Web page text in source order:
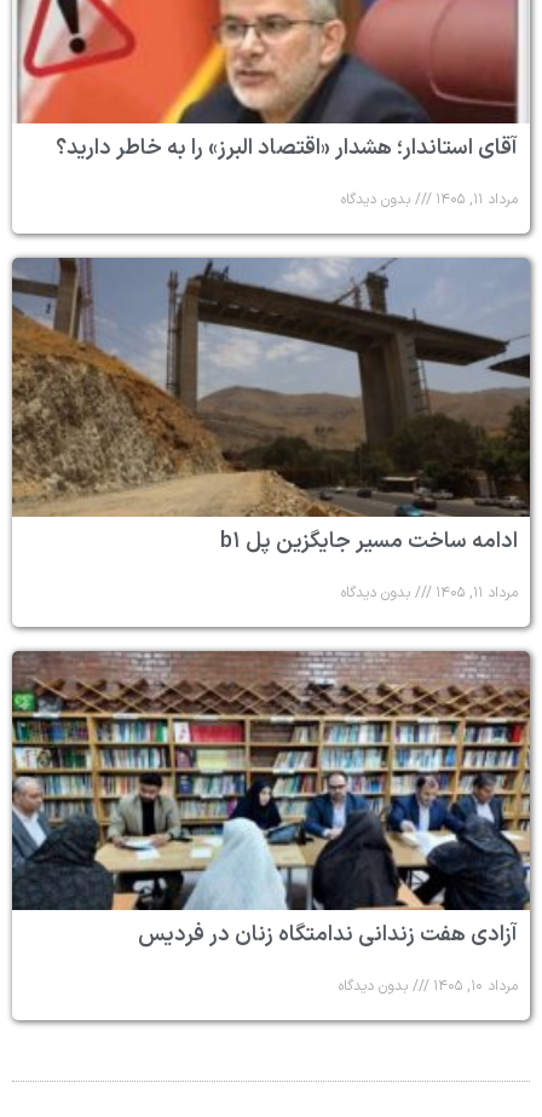
آقای استاندار؛ هشدار «اقتصاد البرز» را به خاطر دارید؟
مرداد ۱۱, ۱۴۰۵ بدون دیدگاه
ادامه ساخت مسیر جایگزین پل b۱
مرداد ۱۱, ۱۴۰۵ بدون دیدگاه
آزادی هفت زندانی ندامتگاه زنان در فردیس
مرداد ۱۰, ۱۴۰۵ بدون دیدگاه